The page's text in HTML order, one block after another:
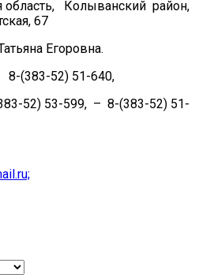
область, Колыванский район,
67
Егоровна.
(383-52) 51-640,
52) 53-599, – 8-(383-52) 51-